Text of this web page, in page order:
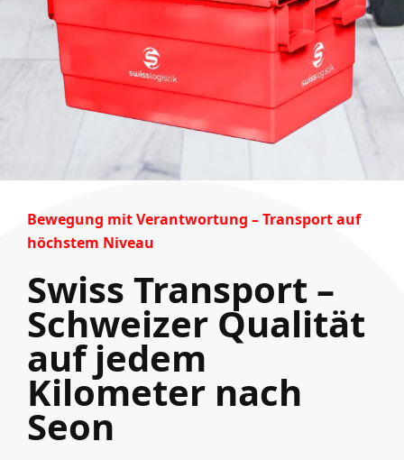
Bewegung mit Verantwortung – Transport auf
höchstem Niveau
Swiss Transport –
Schweizer Qualität
auf jedem
Kilometer nach
Seon